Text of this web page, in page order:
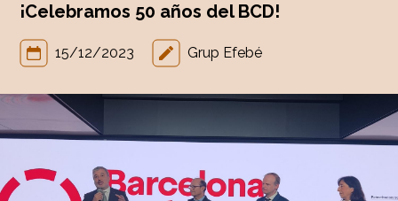
¡Celebramos 50 años del BCD!
15/12/2023 Grup Efebé